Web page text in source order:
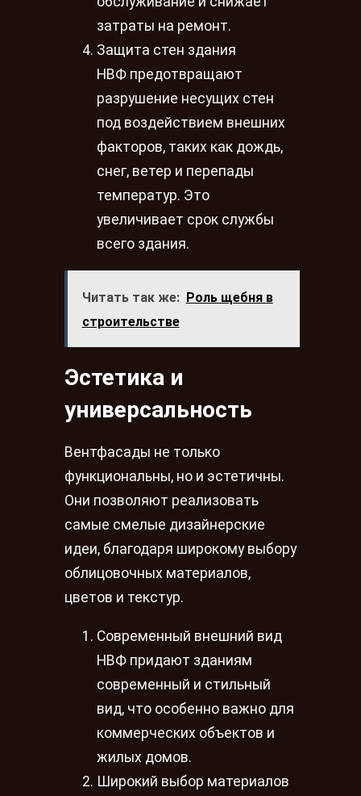
затраты на ремонт.
Защита стен здания
НВФ предотвращают
разрушение несущих стен
под воздействием внешних
факторов, таких как дождь,
снег, ветер и перепады
температур. Это
увеличивает срок службы
всего здания.
Читать так же: Роль щебня в
строительстве
Эстетика и
универсальность
Вентфасады не только
функциональны, но и эстетичны.
Они позволяют реализовать
самые смелые дизайнерские
идеи, благодаря широкому выбору
облицовочных материалов,
цветов и текстур.
Современный внешний вид
НВФ придают зданиям
современный и стильный
вид, что особенно важно для
коммерческих объектов и
жилых домов.
Широкий выбор материалов